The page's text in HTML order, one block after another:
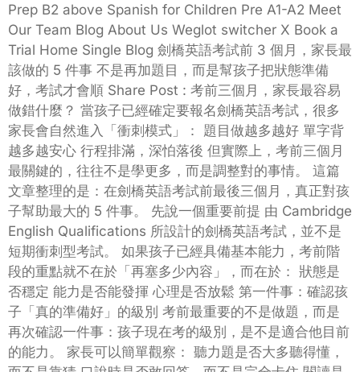
Prep B2 above Spanish for Children Pre A1-A2 Meet
Our Team Blog About Us Weglot switcher X Book a
Trial Home Single Blog 劍橋英語考試前 3 個月，家長最
該做的 5 件事 不是再加題目，而是幫孩子把狀態準備
好，考試才會順 Share Post : 考前三個月，家長最容易
做錯什麼？ 當孩子已經確定要報名劍橋英語考試，很多
家長會自然進入「衝刺模式」： 題目做越多越好 單字背
越多越安心 行程排滿，深怕落後 但實際上，考前三個月
最關鍵的，往往不是學更多，而是調整對的事情。 這篇
文章整理的是：在劍橋英語考試前最後三個月，真正對孩
子幫助最大的 5 件事。 先說一個重要前提 由 Cambridge
English Qualifications 所設計的劍橋英語考試，並不是
短期衝刺型考試。 如果孩子已經具備基本能力，考前階
段的重點就不在於「再塞多少內容」，而在於： 狀態是
否穩定 能力是否能發揮 心理是否放鬆 第一件事：確認孩
子「真的準備好」的級別 考前最重要的不是做題，而是
再次確認一件事：孩子現在考的級別，是不是適合他目前
的能力。 家長可以簡單觀察： 聽力題是否大多聽得懂，